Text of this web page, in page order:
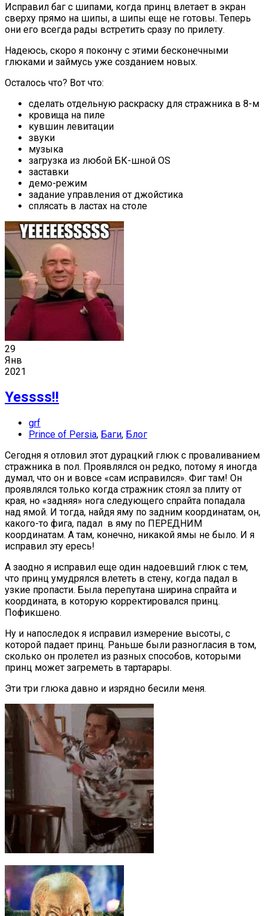
Исправил баг с шипами, когда принц влетает в экран
сверху прямо на шипы, а шипы еще не готовы. Теперь
они его всегда рады встретить сразу по прилету.
Надеюсь, скоро я покончу с этими бесконечными
глюками и займусь уже созданием новых.
Осталось что? Вот что:
сделать отдельную раскраску для стражника в 8-м
кровища на пиле
кувшин левитации
звуки
музыка
загрузка из любой БК-шной OS
заставки
демо-режим
задание управления от джойстика
сплясать в ластах на столе
29
Янв
2021
Yessss!!
grf
Prince of Persia, Баги, Блог
Сегодня я отловил этот дурацкий глюк с проваливанием
стражника в пол. Проявлялся он редко, потому я иногда
думал, что он и вовсе «сам исправился». Фиг там! Он
проявлялся только когда стражник стоял за плиту от
края, но «задняя» нога следующего спрайта попадала
над ямой. И тогда, найдя яму по задним координатам, он,
какого-то фига, падал в яму по ПЕРЕДНИМ
координатам. А там, конечно, никакой ямы не было. И я
исправил эту ересь!
А заодно я исправил еще один надоевший глюк с тем,
что принц умудрялся влететь в стену, когда падал в
узкие пропасти. Была перепутана ширина спрайта и
координата, в которую корректировался принц.
Пофикшено.
Ну и напоследок я исправил измерение высоты, с
которой падает принц. Раньше были разногласия в том,
сколько он пролетел из разных способов, которыми
принц может загреметь в тартарары.
Эти три глюка давно и изрядно бесили меня.